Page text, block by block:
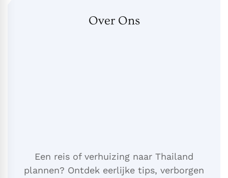
Over Ons
Een reis of verhuizing naar Thailand
plannen? Ontdek eerlijke tips, verborgen